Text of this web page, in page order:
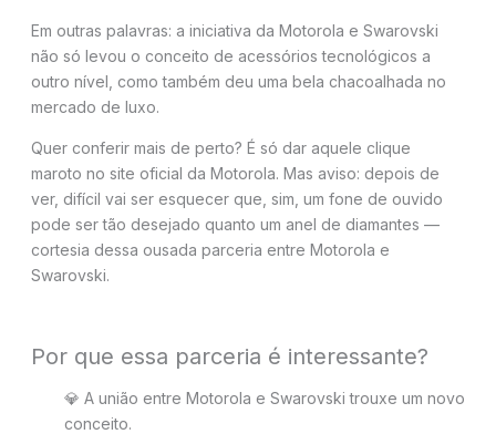
Em outras palavras: a iniciativa da Motorola e Swarovski
não só levou o conceito de acessórios tecnológicos a
outro nível, como também deu uma bela chacoalhada no
mercado de luxo.
Quer conferir mais de perto? É só dar aquele clique
maroto no site oficial da Motorola. Mas aviso: depois de
ver, difícil vai ser esquecer que, sim, um fone de ouvido
pode ser tão desejado quanto um anel de diamantes —
cortesia dessa ousada parceria entre Motorola e
Swarovski.
Por que essa parceria é interessante?
💎 A união entre Motorola e Swarovski trouxe um novo
conceito.